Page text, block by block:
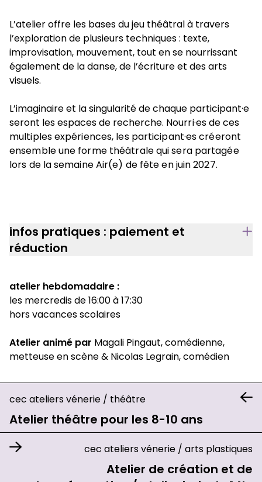
L’atelier offre les bases du jeu théâtral à travers
l’exploration de plusieurs techniques : texte,
improvisation, mouvement, tout en se nourrissant
également de la danse, de l’écriture et des arts
visuels.
L’imaginaire et la singularité de chaque participant·e
seront les espaces de recherche. Nourri·es de ces
multiples expériences, les participant·es créeront
ensemble une forme théâtrale qui sera partagée
lors de la semaine Air(e) de fête en juin 2027.
infos pratiques : paiement et
réduction
atelier hebdomadaire :
les mercredis de 16:00 à 17:30
hors vacances scolaires
Atelier animé par Magali Pingaut, comédienne,
metteuse en scène & Nicolas Legrain, comédien
cec ateliers vénerie / théâtre
Atelier théâtre pour les 8-10 ans
cec ateliers vénerie / arts plastiques
Atelier de création et de